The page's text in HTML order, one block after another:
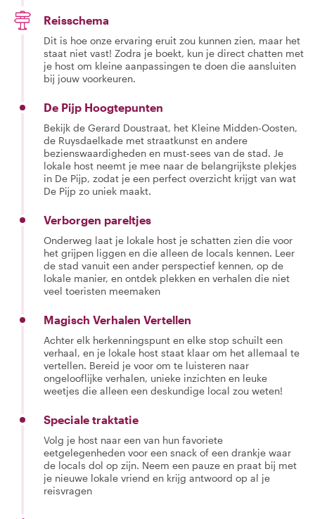
Reisschema
Dit is hoe onze ervaring eruit zou kunnen zien, maar het
staat niet vast! Zodra je boekt, kun je direct chatten met
je host om kleine aanpassingen te doen die aansluiten
bij jouw voorkeuren.
De Pijp Hoogtepunten
Bekijk de Gerard Doustraat, het Kleine Midden-Oosten,
de Ruysdaelkade met straatkunst en andere
bezienswaardigheden en must-sees van de stad. Je
lokale host neemt je mee naar de belangrijkste plekjes
in De Pijp, zodat je een perfect overzicht krijgt van wat
De Pijp zo uniek maakt.
Verborgen pareltjes
Onderweg laat je lokale host je schatten zien die voor
het grijpen liggen en die alleen de locals kennen. Leer
de stad vanuit een ander perspectief kennen, op de
lokale manier, en ontdek plekken en verhalen die niet
veel toeristen meemaken
Magisch Verhalen Vertellen
Achter elk herkenningspunt en elke stop schuilt een
verhaal, en je lokale host staat klaar om het allemaal te
vertellen. Bereid je voor om te luisteren naar
ongelooflijke verhalen, unieke inzichten en leuke
weetjes die alleen een deskundige local zou weten!
Speciale traktatie
Volg je host naar een van hun favoriete
eetgelegenheden voor een snack of een drankje waar
de locals dol op zijn. Neem een pauze en praat bij met
je nieuwe lokale vriend en krijg antwoord op al je
reisvragen